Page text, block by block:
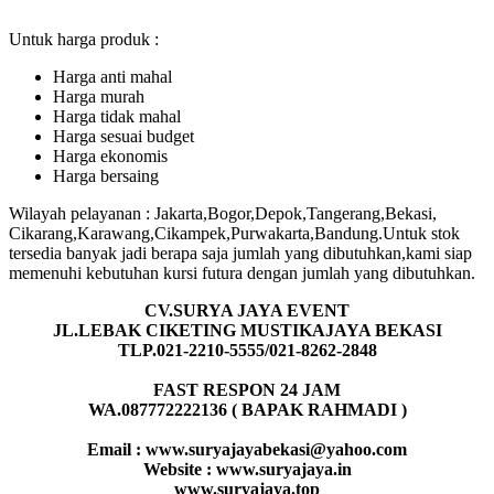
Untuk harga produk :
Harga anti mahal
Harga murah
Harga tidak mahal
Harga sesuai budget
Harga ekonomis
Harga bersaing
Wilayah pelayanan : Jakarta,Bogor,Depok,Tangerang,Bekasi,
Cikarang,Karawang,Cikampek,Purwakarta,Bandung.Untuk stok
tersedia banyak jadi berapa saja jumlah yang dibutuhkan,kami siap
memenuhi kebutuhan kursi futura dengan jumlah yang dibutuhkan.
CV.SURYA JAYA EVENT
JL.LEBAK CIKETING MUSTIKAJAYA BEKASI
TLP.021-2210-5555/021-8262-2848
FAST RESPON 24 JAM
WA.087772222136 ( BAPAK RAHMADI )
Email : www.suryajayabekasi@yahoo.com
Website : www.suryajaya.in
www.suryajaya.top